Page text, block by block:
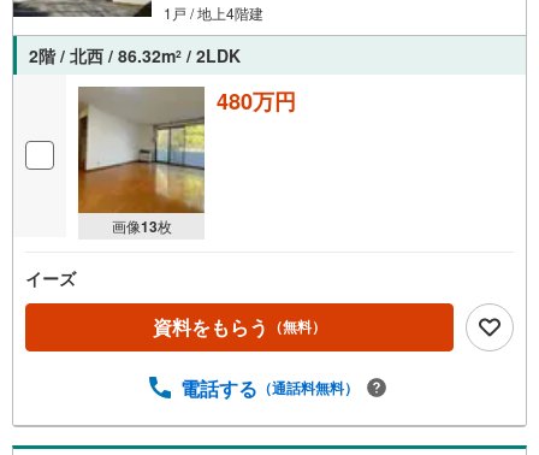
1戸 / 地上4階建
2階 / 北西 / 86.32m2 / 2LDK
画像13枚
480万円
イーズ
資料をもらう （無料）
電話する （通話料無料）